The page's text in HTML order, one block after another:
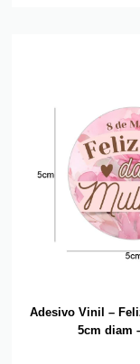
Adesivo Vinil –
5cm diam